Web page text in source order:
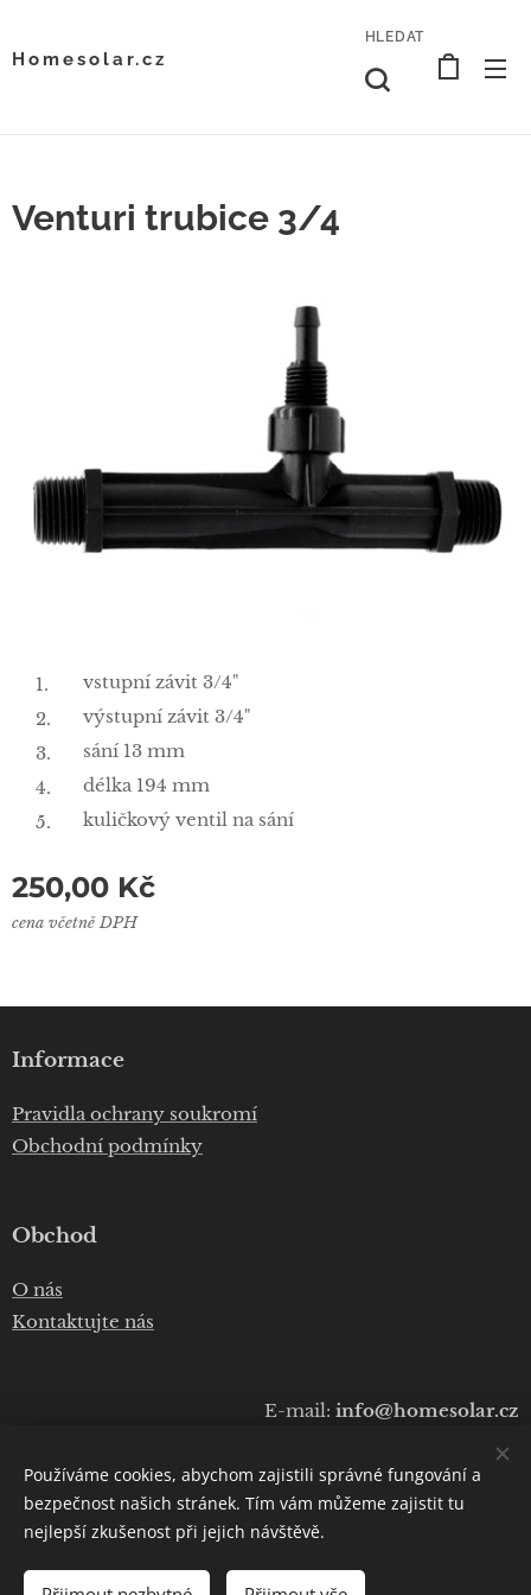
Homesolar.cz
HLEDAT
Venturi trubice 3/4
vstupní závit 3/4"
výstupní závit 3/4"
sání 13 mm
délka 194 mm
kuličkový ventil na sání
250,00 Kč
cena včetně DPH
Informace
Pravidla ochrany soukromí
Obchodní podmínky
Obchod
O nás
Kontaktujte nás
E-mail: info@homesolar.cz
+420 777 075 010
Copyright © 2020 Luboš Prokop
Cookies
Používáme cookies, abychom zajistili správné fungování a
bezpečnost našich stránek. Tím vám můžeme zajistit tu
nejlepší zkušenost při jejich návštěvě.